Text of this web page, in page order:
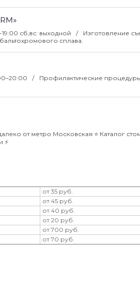
сб,вс: выходной
Изготовление
сплава.
Профилактические
от метро Московская ⭐️ Каталог
⚡️
от 35 руб.
от 45 руб.
от 40 руб.
от 20 руб.
от 700 руб.
от 70 руб.